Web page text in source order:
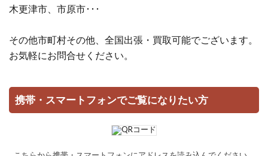
木更津市、市原市･･･
その他市町村その他、全国出張・買取可能でございます。
お気軽にお問合せください。
携帯・スマートフォンでご覧になりたい方